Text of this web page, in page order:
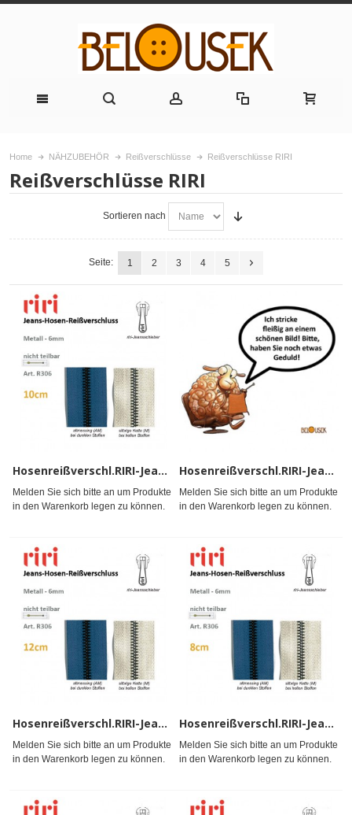
Home NÄHZUBEHÖR Reißverschlüsse Reißverschlüsse RIRI
Reißverschlüsse RIRI
Sortieren nach
Seite: 1 2 3 4 5
Hosenreißverschl.RIRI-Jean,ak
Melden Sie sich bitte an um Produkte
in den Warenkorb legen zu können.
Hosenreißverschl.RIRI-Jean,ak
Melden Sie sich bitte an um Produkte
in den Warenkorb legen zu können.
Hosenreißverschl.RIRI-Jean,ak
Melden Sie sich bitte an um Produkte
in den Warenkorb legen zu können.
Hosenreißverschl.RIRI-Jean,ak
Melden Sie sich bitte an um Produkte
in den Warenkorb legen zu können.